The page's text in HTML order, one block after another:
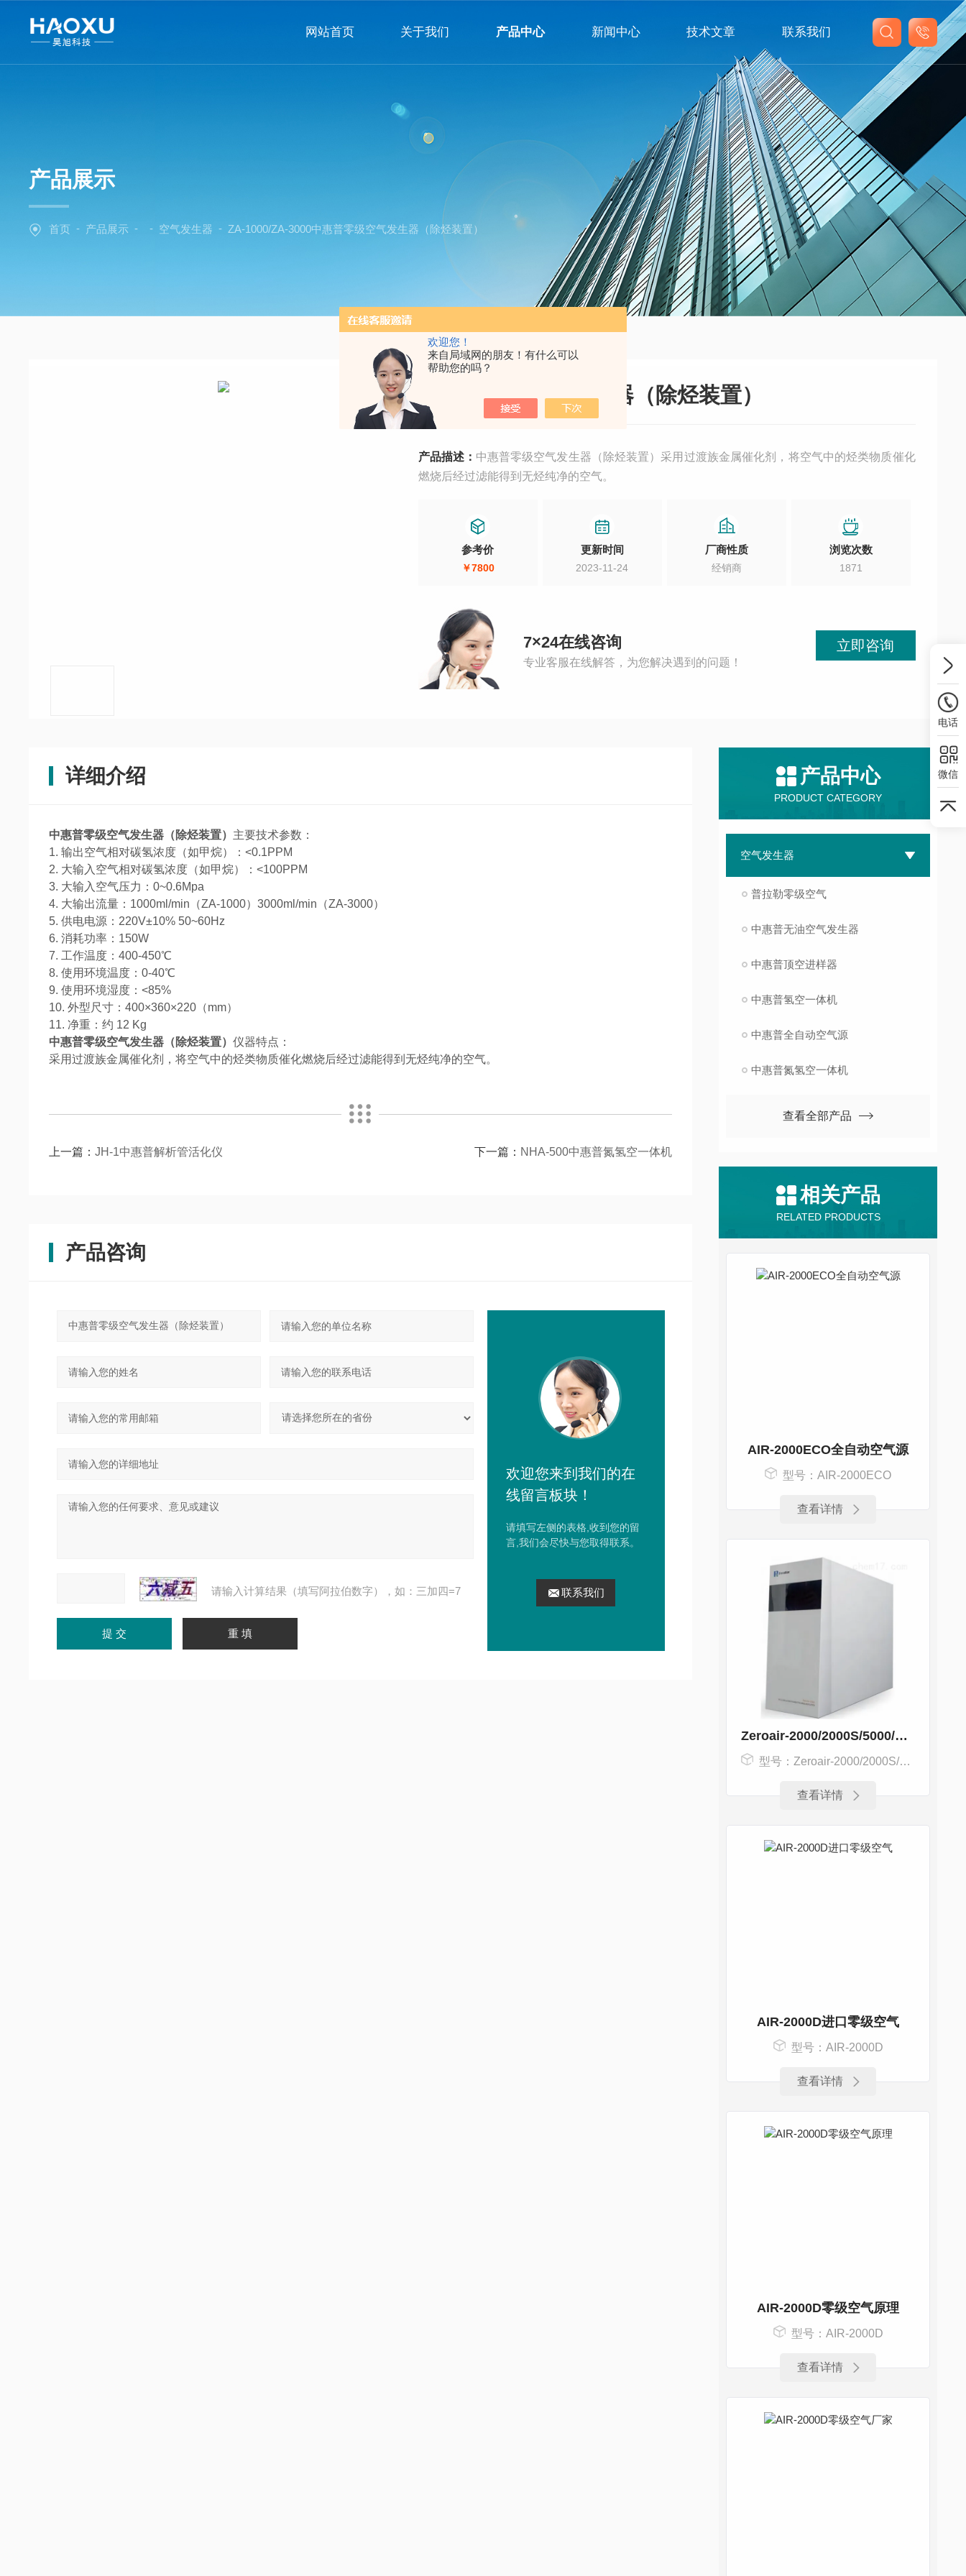
欢迎您！
来自局域网的朋友！有什么可以
帮助您的吗？
网站首页 关于我们 产品中心 新闻中心 技术文章 联系我们
联系我们
在线留言
产品展示
首页 - 产品展示 - - 空气发生器 - ZA-1000/ZA-3000中惠普零级空气发生器（除烃装置）
中惠普零级空气发生器（除烃装置）
产品描述： 中惠普零级空气发生器（除烃装置）采用过渡族金属催化剂，将空气中的烃类物质催化
燃烧后经过滤能得到无烃纯净的空气。
参考价
￥7800
更新时间
2023-11-24
厂商性质
经销商
浏览次数
1871
7×24在线咨询
专业客服在线解答，为您解决遇到的问题！
立即咨询
产品中心
PRODUCT CATEGORY
空气发生器
普拉勒零级空气
中惠普无油空气发生器
中惠普顶空进样器
中惠普氢空一体机
中惠普全自动空气源
中惠普氮氢空一体机
查看全部产品
相关产品
RELATED PRODUCTS
AIR-2000ECO全自动空气源
型号：AIR-2000ECO
查看详情
Zeroair-2000/2000S/5000/5000S零级空气发生器
型号：Zeroair-2000/2000S/5000/5000S
查看详情
AIR-2000D进口零级空气
型号：AIR-2000D
查看详情
AIR-2000D零级空气原理
型号：AIR-2000D
查看详情
详细介绍
中惠普零级空气发生器（除烃装置） 主要技术参数：
1. 输出空气相对碳氢浓度（如甲烷）：<0.1PPM
2. 大输入空气相对碳氢浓度（如甲烷）：<100PPM
3. 大输入空气压力：0~0.6Mpa
4. 大输出流量：1000ml/min（ZA-1000）3000ml/min（ZA-3000）
5. 供电电源：220V±10% 50~60Hz
6. 消耗功率：150W
7. 工作温度：400-450℃
8. 使用环境温度：0-40℃
9. 使用环境湿度：<85%
10. 外型尺寸：400×360×220（mm）
11. 净重：约 12 Kg
中惠普零级空气发生器（除烃装置） 仪器特点：
采用过渡族金属催化剂，将空气中的烃类物质催化燃烧后经过滤能得到无烃纯净的空气。
上一篇： JH-1中惠普解析管活化仪 下一篇： NHA-500中惠普氮氢空一体机
产品咨询
请输入计算结果（填写阿拉伯数字），如：三加四=7
欢迎您来到我们的在
线留言板块！
请填写左侧的表格,收到您的留
言,我们会尽快与您取得联系。
联系我们
电话
微信